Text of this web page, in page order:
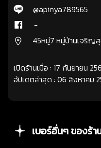
@apinya789565
-
45หมู่7 หมู่บ้านเจริญ
เปิดร้านเมื่อ : 17 กันยายน
อัปเดตล่าสุด : 06 สิงหาคม
เบอร์อื่นๆ ของร้า